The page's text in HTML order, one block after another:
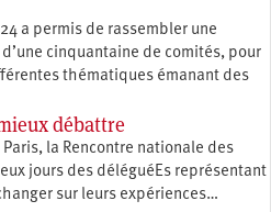
a permis de rassembler une
cinquantaine de comités, pour
thématiques émanant des
débattre
la Rencontre nationale des
jours des déléguéEs représentant
sur leurs expériences…